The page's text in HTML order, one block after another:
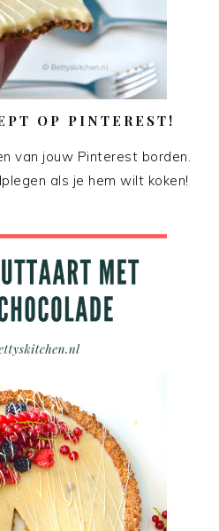
OP PINTEREST!
van jouw Pinterest borden.
als je hem wilt koken!